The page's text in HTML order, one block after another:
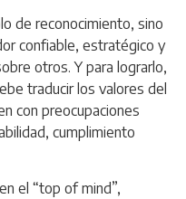
de reconocimiento, sino
confiable, estratégico y
otros. Y para lograrlo,
traducir los valores del
con preocupaciones
cumplimiento
el “top of mind”,